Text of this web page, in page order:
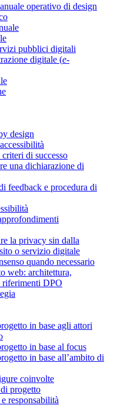
operativo di design
pubblici digitali
digitale (e-
design
di successo
una dichiarazione di
feedback e procedura di
la privacy sin dalla
o servizio digitale
quando necessario
web: architettura,
DPO
in base agli attori
in base al focus
in base all’ambito di
coinvolte
progetto
responsabilità